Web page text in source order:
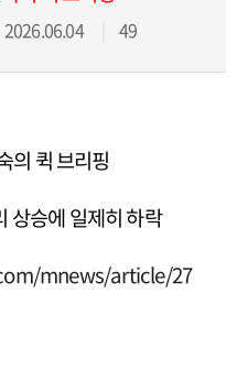
2026.06.04 49
의 퀵 브리핑
상승에 일제히 하락
mnews/article/27